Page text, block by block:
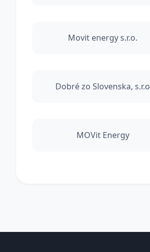
Movit energy s.r.o.
Dobré zo Slovenska, s.r.o
MOVit Energy